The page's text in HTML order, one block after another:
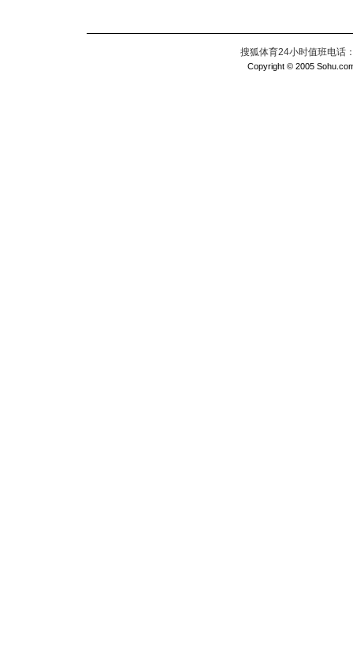
搜狐体育24小时值班电话
Copyright © 2005